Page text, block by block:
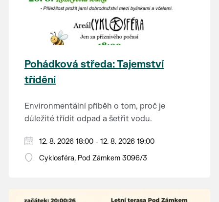
Pohádková středa: Tajemství
třídění
Environmentální příběh o tom, proč je
důležité třídit odpad a šetřit vodu.
Hraje se jen za příznivého počasí.
Vstupné dobrovolné.
12. 8. 2026 18:00 - 12. 8. 2026 19:00
Cyklosféra, Pod Zámkem 3096/3